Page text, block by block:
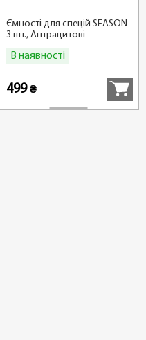
Ємності для спецій SEASON
3 шт., Антрацитові
В наявності
499₴